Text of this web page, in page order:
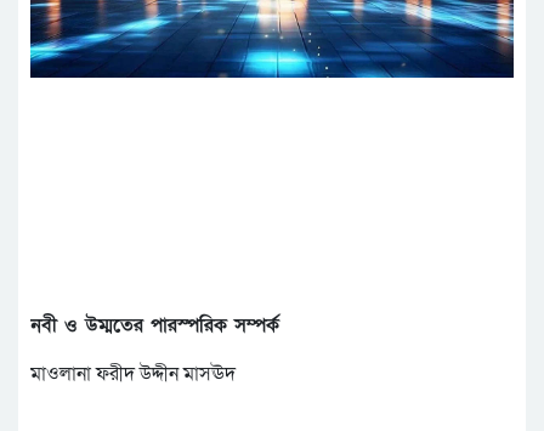
নবী ও উম্মতের পারস্পরিক সম্পর্ক
মাওলানা ফরীদ উদ্দীন মাসঊদ